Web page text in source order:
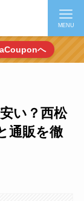
MENU
へ
い？西松
通販を徹